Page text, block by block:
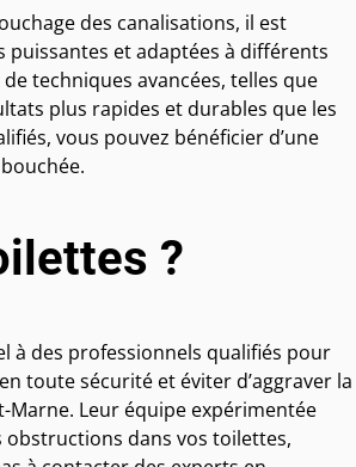
des canalisations, il est
et adaptées à différents
techniques avancées, telles que
plus rapides et durables que les
vous pouvez bénéficier d’une
?
à des professionnels qualifiés pour
toute sécurité et éviter d’aggraver la
Marne. Leur équipe expérimentée
obstructions dans vos toilettes,